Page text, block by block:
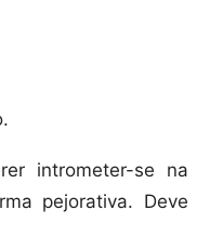
intrometer-se na
pejorativa. Deve